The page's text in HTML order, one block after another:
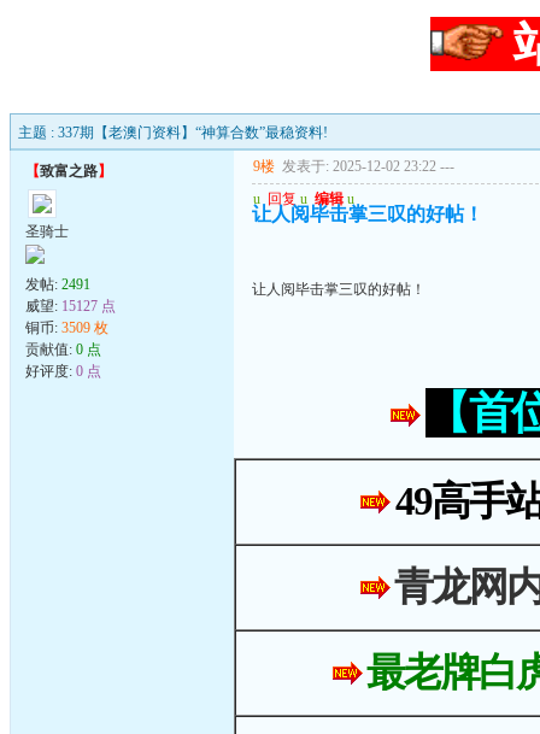
主题 : 337期【老澳门资料】“神算合数”最稳资料!
【致富之路】
圣骑士
发帖: 2491
威望: 15127 点
铜币: 3509 枚
贡献值: 0 点
好评度: 0 点
9楼 发表于: 2025-12-02 23:22 ---
u 回复 u 编辑 u
让人阅毕击掌三叹的好帖！
让人阅毕击掌三叹的好帖！
【
49高手
青龙网
最老牌白